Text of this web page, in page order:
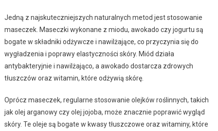
Jedną z najskuteczniejszych naturalnych metod jest stosowanie
maseczek. Maseczki wykonane z miodu, awokado czy jogurtu są
bogate w składniki odżywcze i nawilżające, co przyczynia się do
wygładzenia i poprawy elastyczności skóry. Miód działa
antybakteryjnie i nawilżająco, a awokado dostarcza zdrowych
tłuszczów oraz witamin, które odżywią skórę.
Oprócz maseczek, regularne stosowanie olejków roślinnych, takich
jak olej arganowy czy olej jojoba, może znacznie poprawić wygląd
skóry. Te oleje są bogate w kwasy tłuszczowe oraz witaminy, które